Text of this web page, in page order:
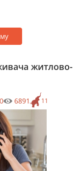
житлово-
11
0 6891